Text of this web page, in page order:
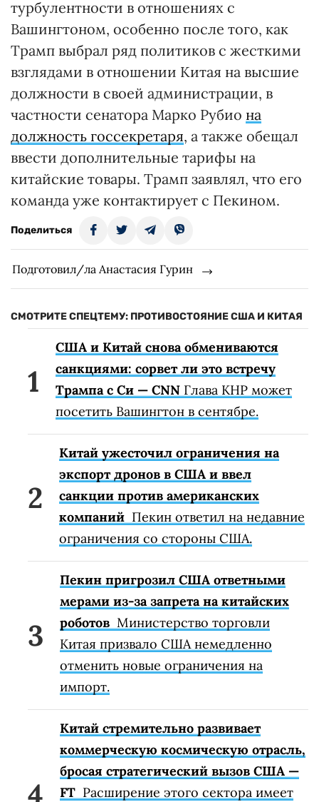
турбулентности в отношениях с
Вашингтоном, особенно после того, как
Трамп выбрал ряд политиков с жесткими
взглядами в отношении Китая на высшие
должности в своей администрации, в
частности сенатора Марко Рубио на
должность госсекретаря, а также обещал
ввести дополнительные тарифы на
китайские товары. Трамп заявлял, что его
команда уже контактирует с Пекином.
Поделиться
Подготовил/ла Анастасия Гурин
СМОТРИТЕ СПЕЦТЕМУ: ПРОТИВОСТОЯНИЕ США И КИТАЯ
США и Китай снова обмениваются
санкциями: сорвет ли это встречу
Трампа с Си — CNN Глава КНР может
посетить Вашингтон в сентябре.
Китай ужесточил ограничения на
экспорт дронов в США и ввел
санкции против американских
компаний Пекин ответил на недавние
ограничения со стороны США.
Пекин пригрозил США ответными
мерами из-за запрета на китайских
роботов Министерство торговли
Китая призвало США немедленно
отменить новые ограничения на
импорт.
Китай стремительно развивает
коммерческую космическую отрасль,
бросая стратегический вызов США —
FT Расширение этого сектора имеет